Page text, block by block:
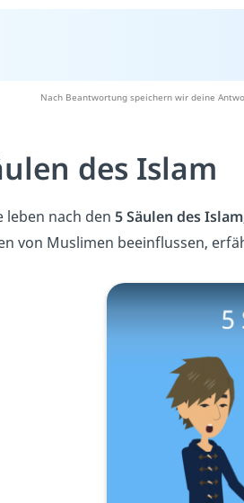
Nach Beantwortung speichern wir deine
des Islam
leben nach den 5 Säulen des Islam
von Muslimen beeinflussen,